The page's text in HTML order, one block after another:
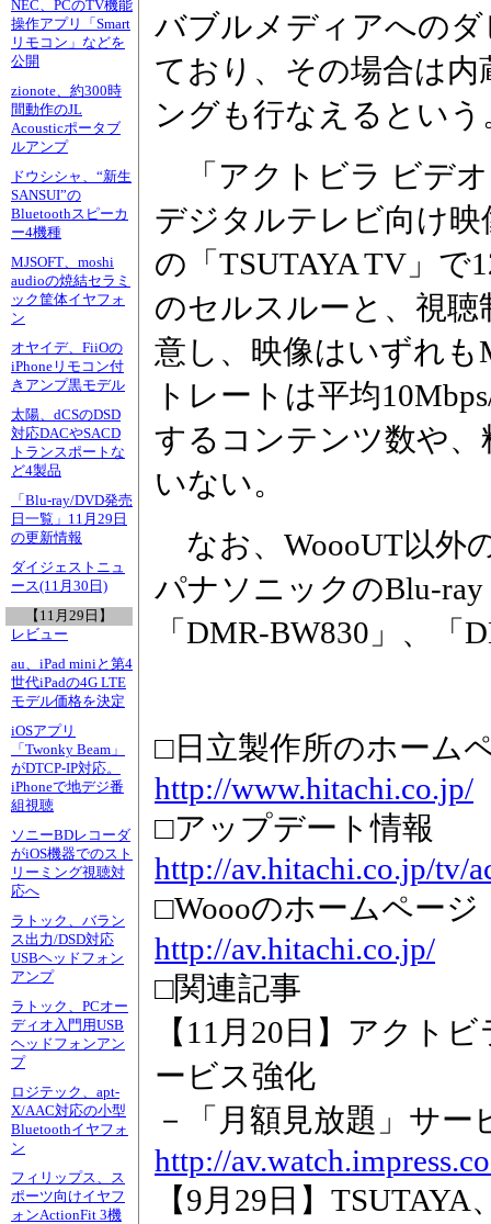
NEC、PCのTV機能
操作アプリ「Smart
リモコン」などを
公開
zionote、約300時
間動作のJL
Acousticポータブ
ルアンプ
ドウシシャ、“新生
SANSUI”の
Bluetoothスピーカ
ー4機種
MJSOFT、moshi
audioの焼結セラミ
ック筐体イヤフォ
ン
オヤイデ、FiiOの
iPhoneリモコン付
きアンプ黒モデル
太陽、dCSのDSD
対応DACやSACD
トランスポートな
ど4製品
「Blu-ray/DVD発売
日一覧」11月29日
の更新情報
ダイジェストニュ
ース(11月30日)
【11月29日】
レビュー
au、iPad miniと第4
世代iPadの4G LTE
モデル価格を決定
iOSアプリ
「Twonky Beam」
がDTCP-IP対応。
iPhoneで地デジ番
組視聴
ソニーBDレコーダ
がiOS機器でのスト
リーミング視聴対
応へ
ラトック、バラン
ス出力/DSD対応
USBヘッドフォン
アンプ
ラトック、PCオー
ディオ入門用USB
ヘッドフォンアン
プ
ロジテック、apt-
X/AAC対応の小型
Bluetoothイヤフォ
ン
フィリップス、ス
ポーツ向けイヤフ
ォンActionFit 3機
バブルメディアへの
ており、その場合は
ングも行なえるという
「アクトビラ ビデ
デジタルテレビ向け
の「TSUTAYA TV」で
のセルスルーと、視
意し、映像はいずれも
トレートは平均
するコンテンツ数や
いない。
なお、WoooUT以外
パナソニックのBlu-
「DMR-BW830」、「
□日立製作所のホーム
http://www.hitachi.co.jp/
□アップデート情報
http://av.hitachi.co.jp/tv/
□Woooのホームページ
http://av.hitachi.co.jp/
□関連記事
【11月20日】アクト
ービス強化
－「月額見放題」サ
http://
【9月29日】